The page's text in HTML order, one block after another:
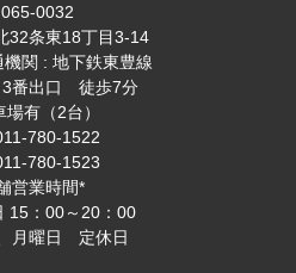
0032
32条東18丁目3-14
関 : 地下鉄東豊線
番出口 徒歩7分
有（2台）
780-1522
780-1523
営業時間*
15：00～20：00
月曜日 定休日